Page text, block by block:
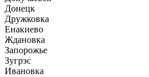
Донецк
Дружковка
Енакиево
Ждановка
Запорожье
Зугрэс
Ивановка